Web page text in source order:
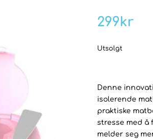
299kr
Utsolgt
Denne
isolerende
praktiske
stresse med å
melder seg